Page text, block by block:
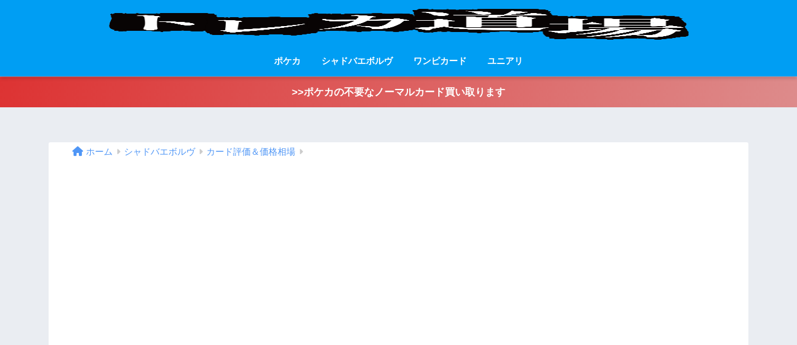
ポケカ シャドバエボルヴ ワンピカード ユニアリ
>>ポケカの不要なノーマルカード買い取ります
ホーム シャドバエボルヴ カード評価＆価格相場